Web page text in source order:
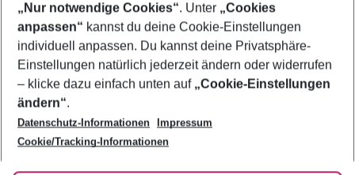
Footer
Footer navigation
Über uns
AGB
Bestpreisgarantie
Cookie-Einstellungen ändern
Cookie-Richtlinie
Agenturbetreuung
Barrierefreies Reisen
Folge uns
„Nur notwendige Cookies“. Unter „Cookies
anpassen“ kannst du deine Cookie-Einstellungen
individuell anpassen. Du kannst deine Privatsphäre-
Einstellungen natürlich jederzeit ändern oder widerrufen
– klicke dazu einfach unten auf „Cookie-Einstellungen
ändern“.
Datenschutz-Informationen
Impressum
Cookie/Tracking-Informationen